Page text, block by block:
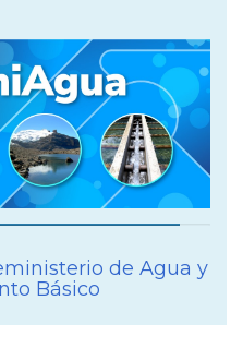
de Agua y
Básico